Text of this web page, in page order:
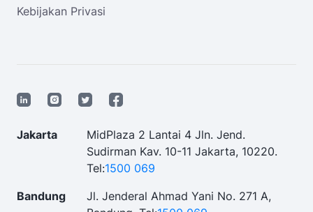
Kebijakan Privasi
Jakarta
MidPlaza 2 Lantai 4 Jln. Jend.
Sudirman Kav. 10-11 Jakarta, 10220.
Tel:1500 069
Bandung
Jl. Jenderal Ahmad Yani No. 271 A,